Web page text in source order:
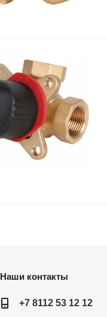
Наши контакты
+7 8112 53 12 12